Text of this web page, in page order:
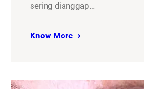
sering dianggap…
Know More